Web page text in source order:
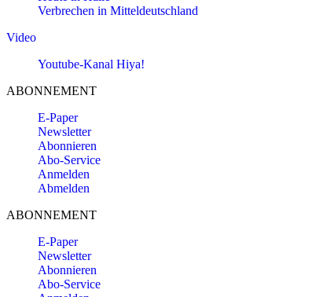
Verbrechen in Mitteldeutschland
Video
Youtube-Kanal Hiya!
ABONNEMENT
E-Paper
Newsletter
Abonnieren
Abo-Service
Anmelden
Abmelden
ABONNEMENT
E-Paper
Newsletter
Abonnieren
Abo-Service